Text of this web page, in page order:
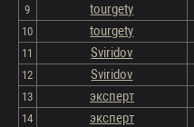
9
tourgety
10
tourgety
11
Sviridov
12
Sviridov
13
эксперт
14
эксперт